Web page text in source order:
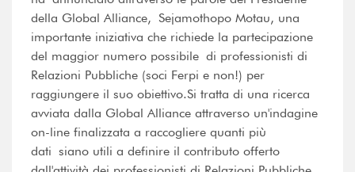
della Global Alliance, Sejamothopo Motau, una
importante iniziativa che richiede la partecipazione
del maggior numero possibile di professionisti di
Relazioni Pubbliche (soci Ferpi e non!) per
raggiungere il suo obiettivo.Si tratta di una ricerca
avviata dalla Global Alliance attraverso un'indagine
on-line finalizzata a raccogliere quanti più
dati siano utili a definire il contributo offerto